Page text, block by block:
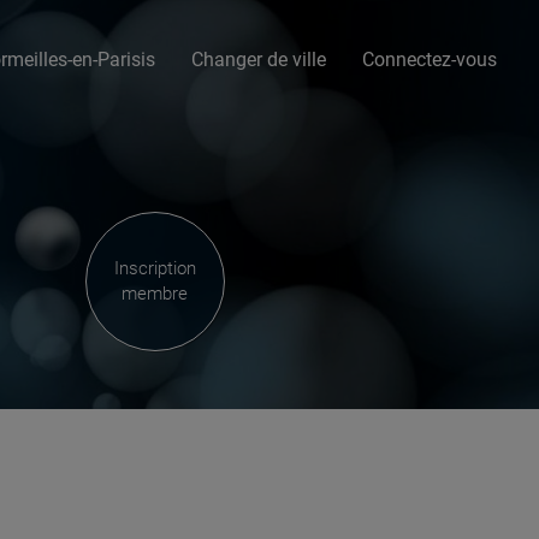
en-Parisis Changer de ville Connectez-vous
Inscription
membre